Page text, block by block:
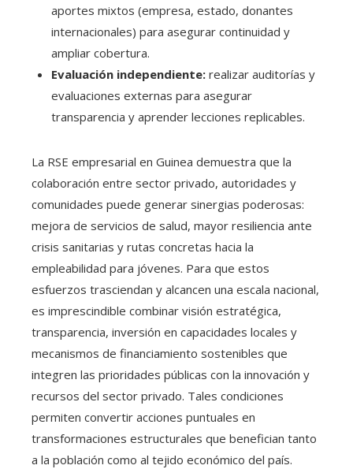
aportes mixtos (empresa, estado, donantes
internacionales) para asegurar continuidad y
ampliar cobertura.
Evaluación independiente: realizar auditorías y
evaluaciones externas para asegurar
transparencia y aprender lecciones replicables.
La RSE empresarial en Guinea demuestra que la
colaboración entre sector privado, autoridades y
comunidades puede generar sinergias poderosas:
mejora de servicios de salud, mayor resiliencia ante
crisis sanitarias y rutas concretas hacia la
empleabilidad para jóvenes. Para que estos
esfuerzos trasciendan y alcancen una escala nacional,
es imprescindible combinar visión estratégica,
transparencia, inversión en capacidades locales y
mecanismos de financiamiento sostenibles que
integren las prioridades públicas con la innovación y
recursos del sector privado. Tales condiciones
permiten convertir acciones puntuales en
transformaciones estructurales que benefician tanto
a la población como al tejido económico del país.